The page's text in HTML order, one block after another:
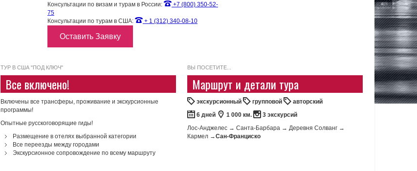
Консультации по визам и турам в России:
+7 (800) 350-52-
75
Консультации по турам в США:
+ 1 (312) 340-08-10
Оставить Заявку
ТУР В США "ПОД КЛЮЧ"
Все включено!
Включены все трансферы, проживание и экскурсионные
программы!
Опытные русскоговорящие гиды!
Размещение в отелях выбранной категории
Все переезды между городами
Экскурсионное сопровождение по всему маршруту
ВЫ ПОСЕТИТЕ...
Маршрут и детали тура
экскурсионный групповой
авторский
6 дней
1 000 км.
3 экскурсий
Лос-Анджелес → Санта-Барбара → Деревня Солванг →
Кармел →Сан-Франциско